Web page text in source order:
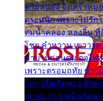
ตามสนอง จึงเศร้าหม
ตระหนัก เพราะไม่รั
ตมน้ำคลอง หลงลิ้น ที่
โชย คำหวาน เขาวา
มาบานก่อนตูม ดุจไฟ
เพราะตรอมฤทัย ข้าว
โศก เสียเถิดทอง พักค
เขาจะว่า ลูกเจ้าเกิด